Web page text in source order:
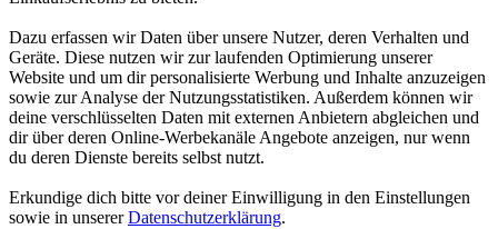
Dazu erfassen wir Daten über unsere Nutzer, deren Verhalten und
Geräte. Diese nutzen wir zur laufenden Optimierung unserer
Website und um dir personalisierte Werbung und Inhalte anzuzeigen
sowie zur Analyse der Nutzungsstatistiken. Außerdem können wir
deine verschlüsselten Daten mit externen Anbietern abgleichen und
dir über deren Online-Werbekanäle Angebote anzeigen, nur wenn
du deren Dienste bereits selbst nutzt.
Erkundige dich bitte vor deiner Einwilligung in den Einstellungen
sowie in unsererDatenschutzerklärung.